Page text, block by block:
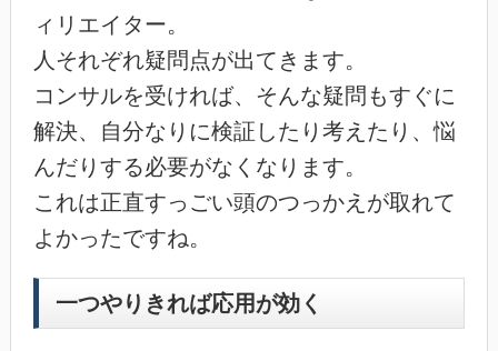
ィリエイター。
人それぞれ疑問点が出てきます。
コンサルを受ければ、そんな疑問もすぐに
解決、自分なりに検証したり考えたり、悩
んだりする必要がなくなります。
これは正直すっごい頭のつっかえが取れて
よかったですね。
一つやりきれば応用が効く